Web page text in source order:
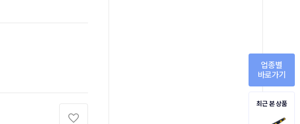
업종별
바로가기
최근 본 상품